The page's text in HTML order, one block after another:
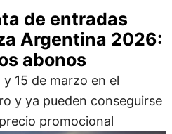
de entradas
Argentina 2026:
abonos
15 de marzo en el
y ya pueden conseguirse
promocional